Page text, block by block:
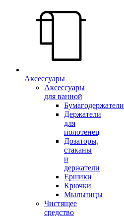
Аксессуары
Аксессуары
для ванной
Бумагодержатели
Держатели
для
полотенец
Дозаторы,
стаканы
и
держатели
Ершики
Крючки
Мыльницы
Чистящее
средство